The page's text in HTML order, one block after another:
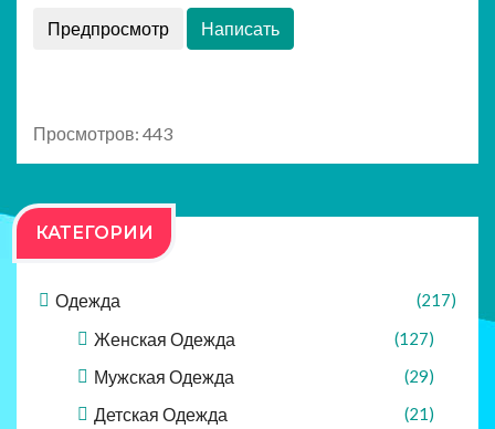
Просмотров: 443
КАТЕГОРИИ
Одежда (217)
Женская Одежда (127)
Мужская Одежда (29)
Детская Одежда (21)